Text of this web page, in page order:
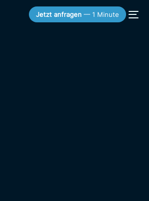
Jetzt anfragen— 1 Minute